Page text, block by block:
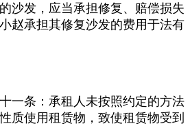
沙发，应当承担修复、赔偿损失
赵承担其修复沙发的费用于法有
一条：承租人未按照约定的方法
质使用租赁物，致使租赁物受到